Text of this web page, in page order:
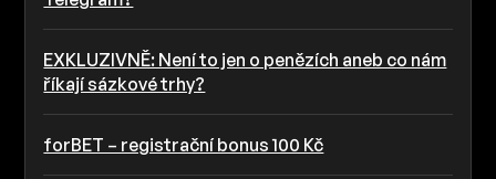
EXKLUZIVNĚ: Není to jen o penězích aneb co nám
říkají sázkové trhy?
forBET – registrační bonus 100 Kč